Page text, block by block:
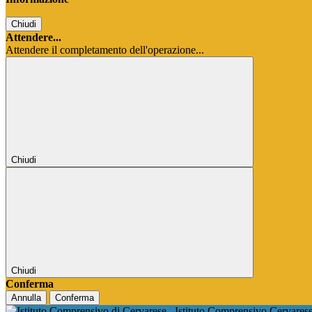
Chiudi
Attendere...
Attendere il completamento dell'operazione...
Chiudi
Chiudi
Conferma
Annulla Conferma